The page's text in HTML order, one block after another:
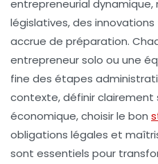
entrepreneurial
législatives, des
accrue de préparation.
entrepreneur solo ou une
fine des étapes
contexte, définir clairement
économique, choisir le bon
obligations légales et
sont essentiels pour